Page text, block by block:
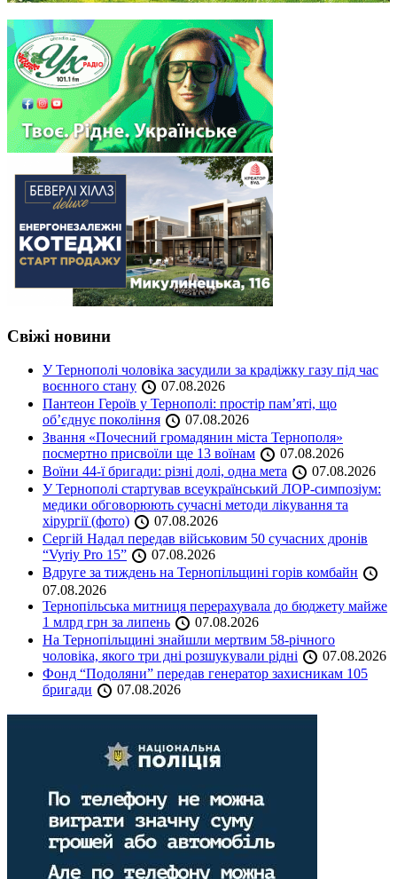
Свіжі новини
У Тернополі чоловіка засудили за крадіжку газу під час
воєнного стану
07.08.2026
Пантеон Героїв у Тернополі: простір пам’яті, що
об’єднує покоління
07.08.2026
Звання «Почесний громадянин міста Тернополя»
посмертно присвоїли ще 13 воїнам
07.08.2026
Воїни 44-ї бригади: різні долі, одна мета
07.08.2026
У Тернополі стартував всеукраїнський ЛОР-симпозіум:
медики обговорюють сучасні методи лікування та
хірургії (фото)
07.08.2026
Сергій Надал передав військовим 50 сучасних дронів
“Vyriy Pro 15”
07.08.2026
Вдруге за тиждень на Тернопільщині горів комбайн
07.08.2026
Тернопільська митниця перерахувала до бюджету майже
1 млрд грн за липень
07.08.2026
На Тернопільщині знайшли мертвим 58-річного
чоловіка, якого три дні розшукували рідні
07.08.2026
Фонд “Подоляни” передав генератор захисникам 105
бригади
07.08.2026